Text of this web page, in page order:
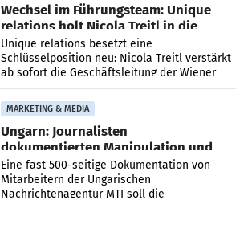
Wechsel im Führungsteam: Unique
relations holt Nicola Treitl in die
Geschäftsleitung
Unique relations besetzt eine
Schlüsselposition neu: Nicola Treitl verstärkt
ab sofort die Geschäftsleitung der Wiener
PR-Agentur an der Seite von Josef Kalina und
Anna Kalina-Mahr.
MARKETING & MEDIA
Ungarn: Journalisten
dokumentierten Manipulation und
Zensur
Eine fast 500-seitige Dokumentation von
Mitarbeitern der Ungarischen
Nachrichtenagentur MTI soll die
systematische Nachrichten-Manipulation und